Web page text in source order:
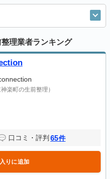
理業者ランキング
楽町の生前整理）
口コミ・評判 65件
りに追加